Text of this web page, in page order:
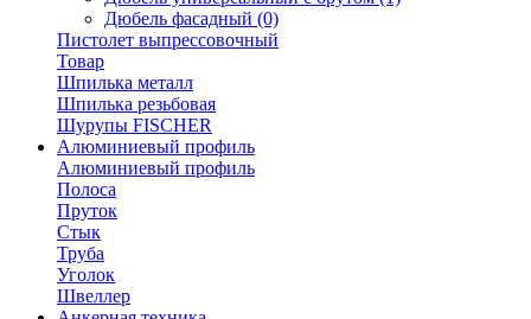
Дюбель фасадный (0)
Пистолет выпрессовочный
Товар
Шпилька металл
Шпилька резьбовая
Шурупы FISCHER
Алюминиевый профиль
Алюминиевый профиль
Полоса
Пруток
Стык
Труба
Уголок
Швеллер